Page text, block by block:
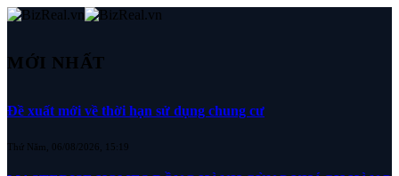
MỚI NHẤT
Đề xuất mới về thời hạn sử dụng chung cư
Thứ Năm, 06/08/2026, 15:19